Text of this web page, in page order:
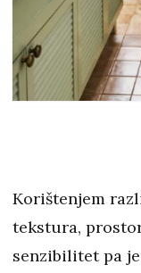
Korištenjem
tekstura,
senzibilitet pa